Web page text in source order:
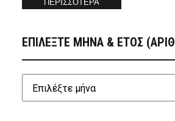
ΠΕΡΙΣΣΟΤΕΡΑ
ΕΠΙΛΕΞΤΕ ΜΗΝΑ & ΕΤΟΣ